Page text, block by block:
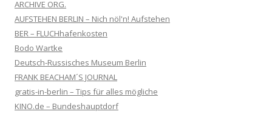
ARCHIVE ORG.
AUFSTEHEN BERLIN – Nich nöl'n! Aufstehen
BER – FLUCHhafenkosten
Bodo Wartke
Deutsch-Russisches Museum Berlin
FRANK BEACHAM´S JOURNAL
gratis-in-berlin – Tips für alles mögliche
KINO.de – Bundeshauptdorf